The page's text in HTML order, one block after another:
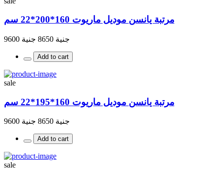
مرتبة يانسن موديل ماريوت 160*200*22 سم
جنية 8650 جنية 9600
Add to cart
sale
مرتبة يانسن موديل ماريوت 160*195*22 سم
جنية 8650 جنية 9600
Add to cart
sale